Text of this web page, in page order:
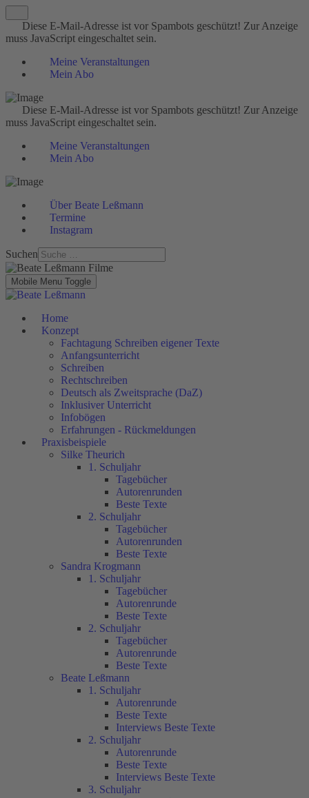
Diese E-Mail-Adresse ist vor Spambots geschützt! Zur Anzeige
muss JavaScript eingeschaltet sein.
Meine Veranstaltungen
Mein Abo
Diese E-Mail-Adresse ist vor Spambots geschützt! Zur Anzeige
muss JavaScript eingeschaltet sein.
Meine Veranstaltungen
Mein Abo
Über Beate Leßmann
Termine
Instagram
Suchen
Mobile Menu Toggle
Home
Konzept
Fachtagung Schreiben eigener Texte
Anfangsunterricht
Schreiben
Rechtschreiben
Deutsch als Zweitsprache (DaZ)
Inklusiver Unterricht
Infobögen
Erfahrungen - Rückmeldungen
Praxisbeispiele
Silke Theurich
1. Schuljahr
Tagebücher
Autorenrunden
Beste Texte
2. Schuljahr
Tagebücher
Autorenrunden
Beste Texte
Sandra Krogmann
1. Schuljahr
Tagebücher
Autorenrunde
Beste Texte
2. Schuljahr
Tagebücher
Autorenrunde
Beste Texte
Beate Leßmann
1. Schuljahr
Autorenrunde
Beste Texte
Interviews Beste Texte
2. Schuljahr
Autorenrunde
Beste Texte
Interviews Beste Texte
3. Schuljahr